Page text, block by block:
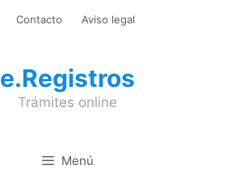
Contacto Aviso legal
e.Registros
Trámites online
Menú